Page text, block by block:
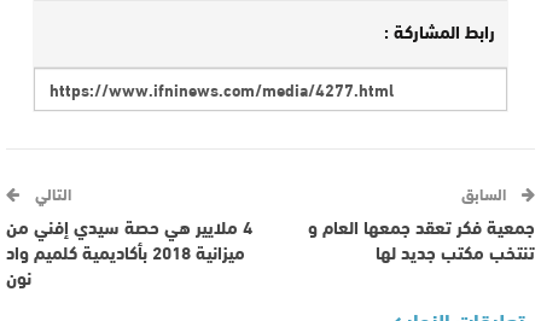
رابط المشاركة :
السابق
جمعية فكر تعقد جمعها العام و
تنتخب مكتب جديد لها
التالي
4 ملايير هي حصة سيدي إفني من
ميزانية 2018 بأكاديمية كلميم واد
نون